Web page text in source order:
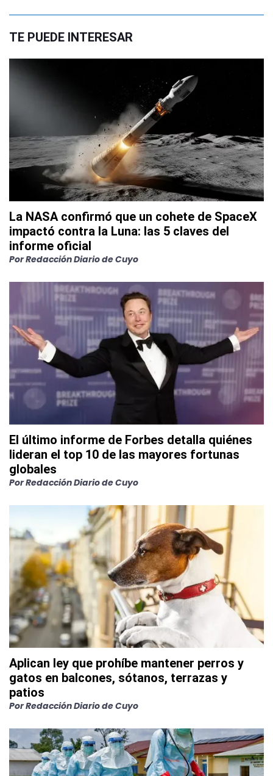
TE PUEDE INTERESAR
La NASA confirmó que un cohete de SpaceX
impactó contra la Luna: las 5 claves del
informe oficial
PorRedacción Diario de Cuyo
El último informe de Forbes detalla quiénes
lideran el top 10 de las mayores fortunas
globales
PorRedacción Diario de Cuyo
Aplican ley que prohíbe mantener perros y
gatos en balcones, sótanos, terrazas y
patios
PorRedacción Diario de Cuyo